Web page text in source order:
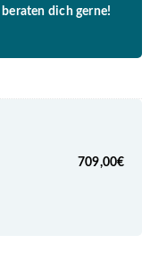
dich gerne!
709,00€